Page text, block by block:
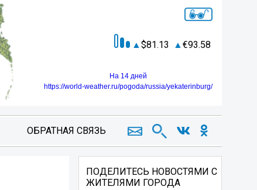
81.13 93.58
На 14 дней
https://world-weather.ru/pogoda/russia/yekaterinburg/
ОБРАТНАЯ СВЯЗЬ
ПОДЕЛИТЕСЬ НОВОСТЯМИ С
ЖИТЕЛЯМИ ГОРОДА